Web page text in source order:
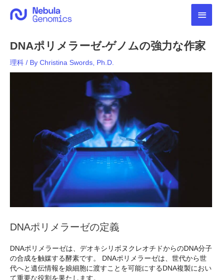
メ
ン
DNAポリメラーゼ-ゲノムの強力な作家
理科 / By Christina Swords, Ph.D.
DNAポリメラーゼの定義
DNAポリメラーゼは、デオキシリボヌクレオチドからのDNA分子
の合成を触媒する酵素です。 DNAポリメラーゼは、世代から世
代へと遺伝情報を娘細胞に渡すことを可能にするDNA複製におい
て重要な役割を果たします。